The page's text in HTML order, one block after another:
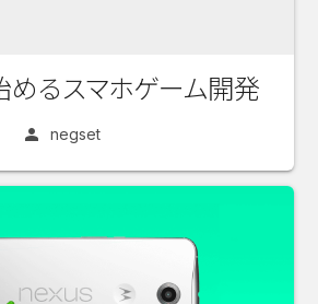
めるスマホゲーム開発
negset